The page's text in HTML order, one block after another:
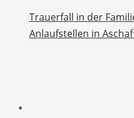
Trauerfall in der
Anlaufstellen in